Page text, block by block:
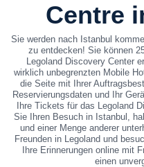
Centre
Sie werden nach Istanbul
zu entdecken! Sie können
Legoland Discovery Center
wirklich unbegrenzten Mobile
die Seite mit Ihrer
Reservierungsdaten und Ihr
Ihre Tickets für das Legoland
Sie Ihren Besuch in Istanbul,
und einer Menge anderer
Freunden in Legoland und
Ihre Erinnerungen online mit
einen